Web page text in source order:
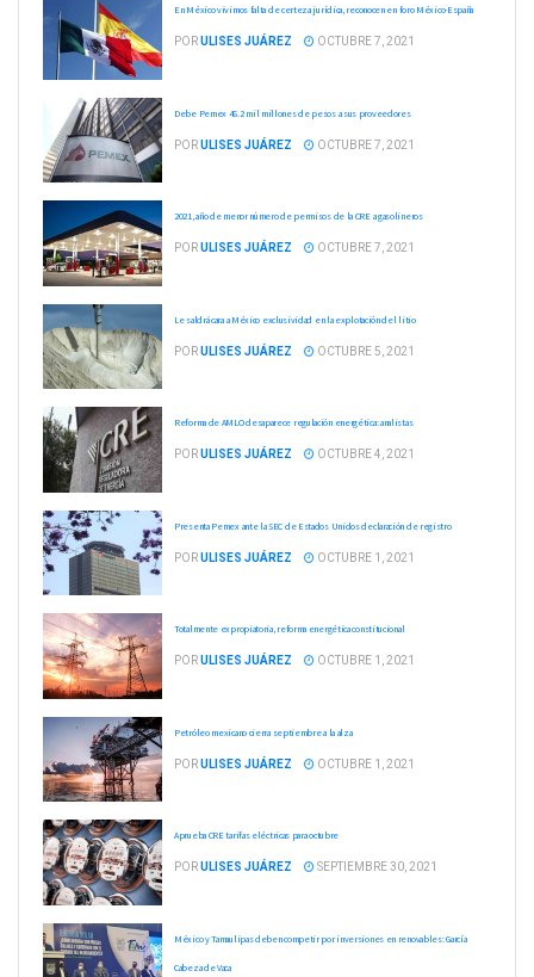
En México vivimos falta de certeza jurídica, reconocen en foro México-España
PORULISES JUÁREZ OCTUBRE 7, 2021
Debe Pemex 46.2 mil millones de pesos a sus proveedores
PORULISES JUÁREZ OCTUBRE 7, 2021
2021, año de menor número de permisos de la CRE a gasolineros
PORULISES JUÁREZ OCTUBRE 7, 2021
Le saldrá cara a México exclusividad en la explotación del litio
PORULISES JUÁREZ OCTUBRE 5, 2021
Reforma de AMLO desaparece regulación energética: analistas
PORULISES JUÁREZ OCTUBRE 4, 2021
Presenta Pemex ante la SEC de Estados Unidos declaración de registro
PORULISES JUÁREZ OCTUBRE 1, 2021
Totalmente expropiatoria, reforma energética constitucional
PORULISES JUÁREZ OCTUBRE 1, 2021
Petróleo mexicano cierra septiembre a la alza
PORULISES JUÁREZ OCTUBRE 1, 2021
Aprueba CRE tarifas eléctricas para octubre
PORULISES JUÁREZ SEPTIEMBRE 30, 2021
México y Tamaulipas deben competir por inversiones en renovables: García
Cabeza de Vaca